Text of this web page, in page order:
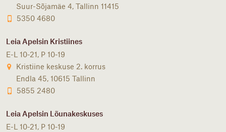
Suur-Sõjamäe 4, Tallinn 11415
5350 4680
Leia Apelsin Kristiines
E-L 10-21, P 10-19
Kristiine keskuse 2. korrus
Endla 45, 10615 Tallinn
5855 2480
Leia Apelsin Lõunakeskuses
E-L 10-21, P 10-19